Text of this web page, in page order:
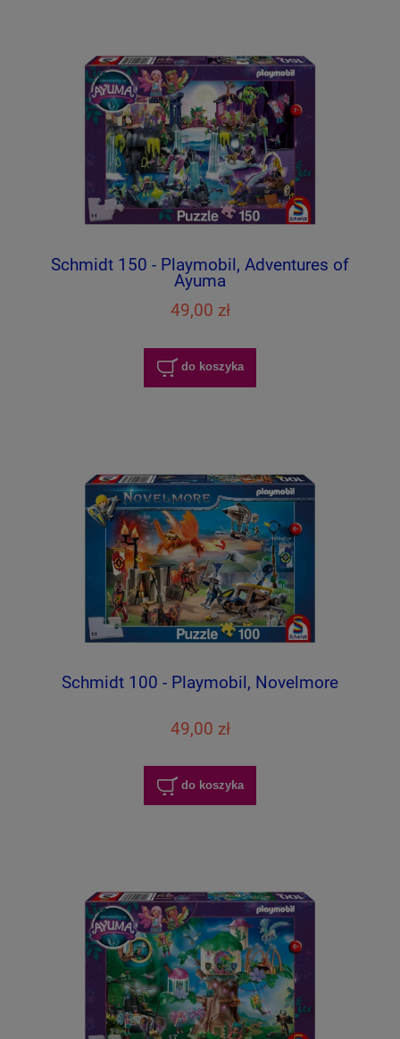
Schmidt 150 - Playmobil, Adventures of
Ayuma
49,00 zł
do koszyka
Schmidt 100 - Playmobil, Novelmore
49,00 zł
do koszyka